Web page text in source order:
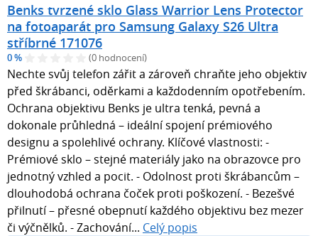
Benks tvrzené sklo Glass Warrior Lens Protector
na fotoaparát pro Samsung Galaxy S26 Ultra
stříbrné 171076
0 % (0 hodnocení)
Nechte svůj telefon zářit a zároveň chraňte jeho objektiv
před škrábanci, oděrkami a každodenním opotřebením.
Ochrana objektivu Benks je ultra tenká, pevná a
dokonale průhledná – ideální spojení prémiového
designu a spolehlivé ochrany. Klíčové vlastnosti: -
Prémiové sklo – stejné materiály jako na obrazovce pro
jednotný vzhled a pocit. - Odolnost proti škrábancům –
dlouhodobá ochrana čoček proti poškození. - Bezešvé
přilnutí – přesné obepnutí každého objektivu bez mezer
či výčnělků. - Zachování... Celý popis